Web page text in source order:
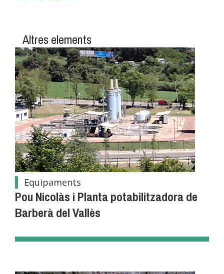
Altres elements
Equipaments
Pou Nicolàs i Planta potabilitzadora de
Barberà del Vallès